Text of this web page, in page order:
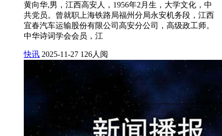
黄向华,男，江西高安人，1956年2月生，大学文化，中
共党员。曾就职上海铁路局福州分局永安机务段，江西
宜春汽车运输股份有限公司高安分公司，高级政工师。
中华诗词学会会员，江
快讯 2025-11-27 126人阅